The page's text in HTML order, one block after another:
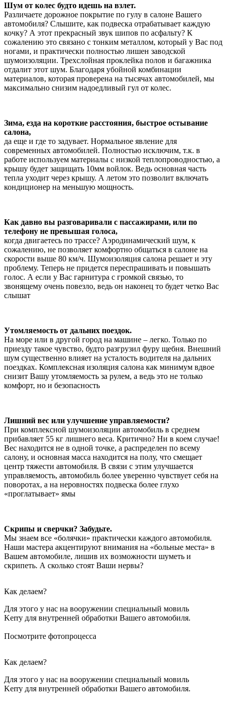
Шум от колес будто идешь на взлет.
Различаете дорожное покрытие по гулу в салоне Вашего
автомобиля? Слышите, как подвеска отрабатывает каждую
кочку? А этот прекрасный звук шипов по асфальту? К
сожалению это связано с тонким металлом, который у Вас под
ногами, и практически полностью лишен заводской
шумоизоляции. Трехслойная проклейка полов и багажника
отдалит этот шум. Благодаря убойной комбинации
материалов, которая проверена на тысячах автомобилей, мы
максимально снизим надоедливый гул от колес.
Зима, езда на короткие расстояния, быстрое остывание
салона,
да еще и где то задувает. Нормальное явление для
современных автомобилей. Полностью исключим, т.к. в
работе используем материалы с низкой теплопроводностью, а
крышу будет защищать 10мм войлок. Ведь основная часть
тепла уходит через крышу. А летом это позволит включать
кондиционер на меньшую мощность.
Как давно вы разговаривали с пассажирами, или по
телефону не превышая голоса,
когда двигаетесь по трассе? Аэродинамический шум, к
сожалению, не позволяет комфортно общаться в салоне на
скорости выше 80 км/ч. Шумоизоляция салона решает и эту
проблему. Теперь не придется переспрашивать и повышать
голос. А если у Вас гарнитура с громкой связью, то
звонящему очень повезло, ведь он наконец то будет четко Вас
слышат
Утомляемость от дальних поездок.
На море или в другой город на машине – легко. Только по
приезду такое чувство, будто разгрузил фуру щебня. Внешний
шум существенно влияет на усталость водителя на дальних
поездках. Комплексная изоляция салона как минимум вдвое
снизит Вашу утомляемость за рулем, а ведь это не только
комфорт, но и безопасность
Лишний вес или улучшение управляемости?
При комплексной шумоизоляции автомобиль в среднем
прибавляет 55 кг лишнего веса. Критично? Ни в коем случае!
Вес находится не в одной точке, а распределен по всему
салону, и основная масса находится на полу, что смещает
центр тяжести автомобиля. В связи с этим улучшается
управляемость, автомобиль более уверенно чувствует себя на
поворотах, а на неровностях подвеска более глухо
«проглатывает» ямы
Скрипы и сверчки? Забудьте.
Мы знаем все «болячки» практически каждого автомобиля.
Наши мастера акцентируют внимания на «больные места» в
Вашем автомобиле, лишив их возможности шуметь и
скрипеть. А сколько стоят Ваши нервы?
Как делаем?
Для этого у нас на вооружении специальный мовиль
Kerry для внутренней обработки Вашего автомобиля.
Посмотрите фотопроцесса
Как делаем?
Для этого у нас на вооружении специальный мовиль
Kerry для внутренней обработки Вашего автомобиля.